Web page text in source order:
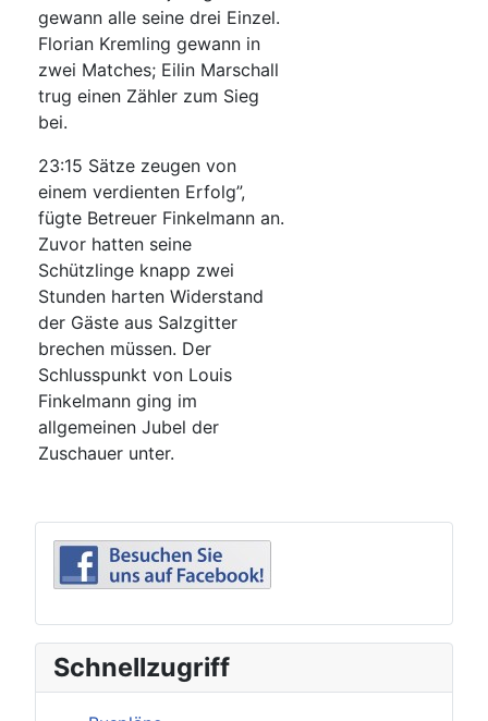
gewann alle seine drei Einzel.
Florian Kremling gewann in
zwei Matches; Eilin Marschall
trug einen Zähler zum Sieg
bei.
23:15 Sätze zeugen von
einem verdienten Erfolg”,
fügte Betreuer Finkelmann an.
Zuvor hatten seine
Schützlinge knapp zwei
Stunden harten Widerstand
der Gäste aus Salzgitter
brechen müssen. Der
Schlusspunkt von Louis
Finkelmann ging im
allgemeinen Jubel der
Zuschauer unter.
Schnellzugriff